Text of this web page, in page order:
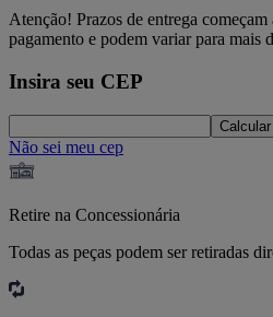
Atenção! Prazos de entrega
pagamento e podem variar para mais
Insira seu CEP
Calcular
Não sei meu cep
Retire na Concessionária
Todas as peças podem ser retiradas